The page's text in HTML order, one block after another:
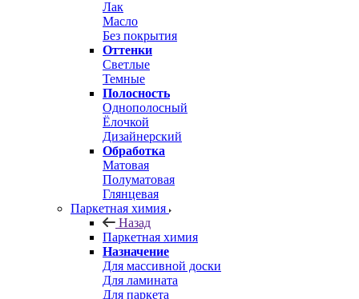
Лак
Масло
Без покрытия
Оттенки
Светлые
Темные
Полосность
Однополосный
Ёлочкой
Дизайнерский
Обработка
Матовая
Полуматовая
Глянцевая
Паркетная химия
Назад
Паркетная химия
Назначение
Для массивной доски
Для ламината
Для паркета